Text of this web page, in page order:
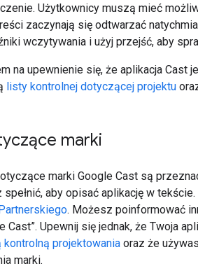
Użytkownicy muszą mieć
zaczynają się odtwarzać
wczytywania i użyj przejść, aby
na upewnienie się, że aplikacja
listy kontrolnej dotyczącej projektu
marki
marki Google Cast są
spełnić, aby opisać aplikację w
. Możesz poinformować
Cast”. Upewnij się jednak, że Twoja
kontrolną projektowania oraz że
marki.